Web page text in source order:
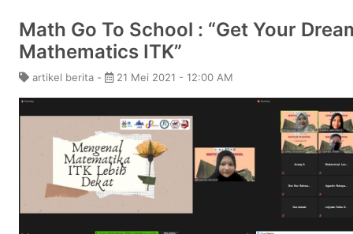
Math Go To School : “Get Your
Mathematics ITK”
artikel berita - 21 Mei 2021 - 12:00 AM